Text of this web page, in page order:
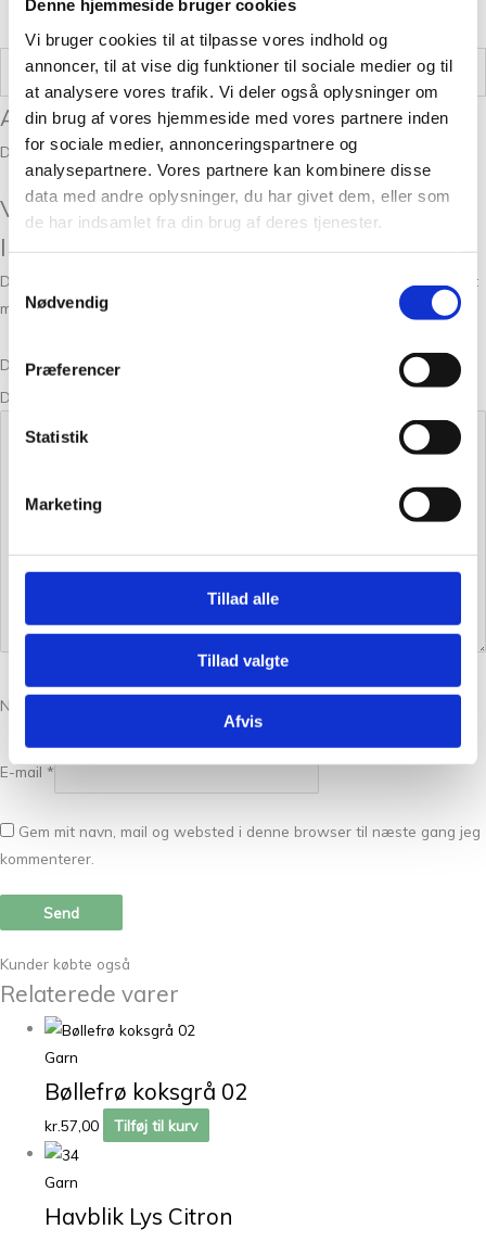
Denne hjemmeside bruger cookies
Vi bruger cookies til at tilpasse vores indhold og
annoncer, til at vise dig funktioner til sociale medier og til
at analysere vores trafik. Vi deler også oplysninger om
din brug af vores hjemmeside med vores partnere inden
for sociale medier, annonceringspartnere og
analysepartnere. Vores partnere kan kombinere disse
data med andre oplysninger, du har givet dem, eller som
de har indsamlet fra din brug af deres tjenester.
Samtykkevalg
Nødvendig
Præferencer
Statistik
Marketing
Tillad alle
Tillad valgte
Afvis
Læs mere
Vægt ,05 kg
Anmeldelser
Der er endnu ikke nogle anmeldelser.
Vær den første til at anmelde “Finull Lys
lilla melert 4135”
Din e-mailadresse vil ikke blive publiceret.
Krævede felter er markeret
med*
Din bedømmelse
Din anmeldelse
Navn
E-mail *
Gem mit navn, mail og websted i denne browser til næste gang jeg
kommenterer.
Kunder købte også
Relaterede varer
Garn
Bøllefrø koksgrå 02
kr.57,00 Tilføj til kurv
Garn
Havblik Lys Citron